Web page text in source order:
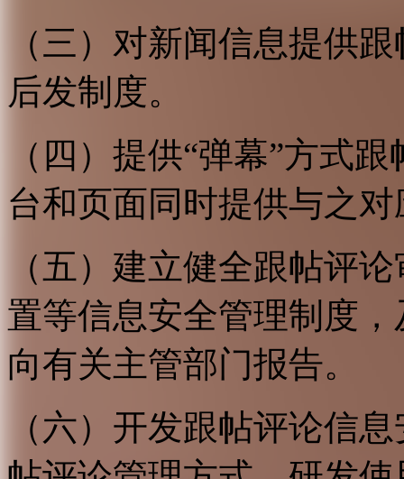
（三）对新闻信息提供
后发制度。
（四）提供“弹幕”方式
台和页面同时提供与之
（五）建立健全跟帖评
置等信息安全管理制度
向有关主管部门报告。
（六）开发跟帖评论信